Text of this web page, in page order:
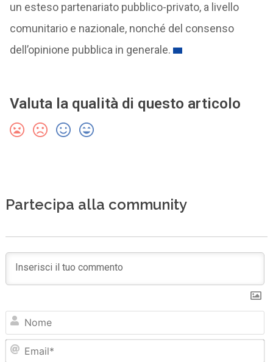
un esteso partenariato pubblico-privato, a livello
comunitario e nazionale, nonché del consenso
dell’opinione pubblica in generale.
Valuta la qualità di questo articolo
Partecipa alla community